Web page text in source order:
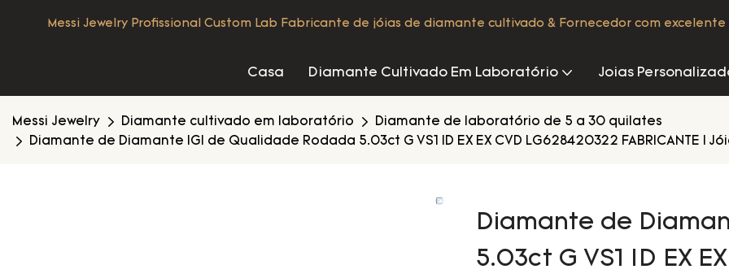
Messi Jewelry Profissional Custom Lab Fabricante de jóias de diamante cultivado & Fornecedor com excelente
Casa Diamante Cultivado Em Laboratório Joias
Messi Jewelry Diamante cultivado em laboratório
Diamante de laboratório de 5 a 30 quilates
Diamante de Diamante IGI de Qualidade Rodada 5.03ct G VS1 ID EX EX CVD LG628420322 FABRICANTE |
Diamante de
5.03ct G VS1 ID EX